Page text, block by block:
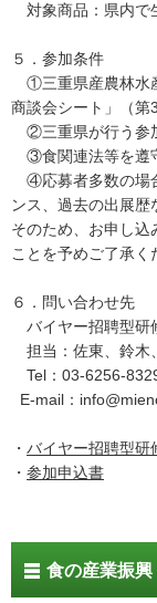
対象商品：県内で
５．参加条件
①三重県産農林水
商談会シート」（第
②三重県が行う参
③食関連法等を遵
④応募者多数の場
ンス、過去の出展歴
そのため、お申し込
ことを予めご了承く
６．問い合わせ先
バイヤー招聘型研
担当：佐東、鈴木
Tel：03-6256-
E-mail：
・ バイヤー招聘型研
・ 参加申込書
食の産業振興